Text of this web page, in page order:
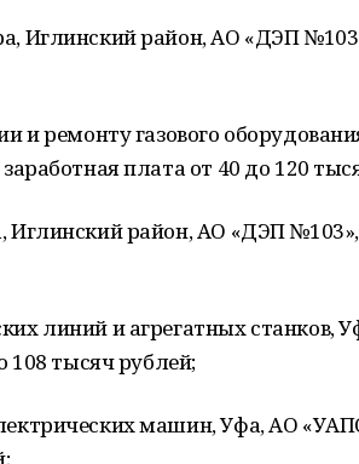
Иглинский район, АО «ДЭП
и ремонту газового
плата от 40 до 120
район, АО «ДЭП №103»,
линий и агрегатных станков,
108 тысяч рублей;
машин, Уфа, АО